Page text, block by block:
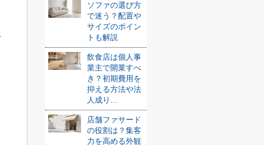
ソファの選び方
で迷う？配置や
サイズのポイン
トも解説
飲食店は個人事
業主で開業すべ
き？初期費用を
抑える方法や法
人成り...
店舗ファサード
の役割は？集客
力を高める外観